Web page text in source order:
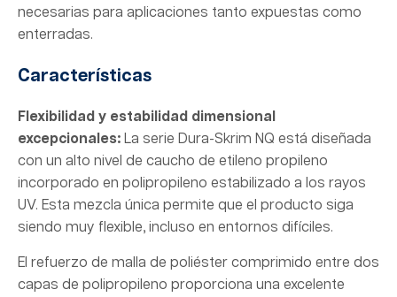
necesarias para aplicaciones tanto expuestas como
enterradas.
Características
Flexibilidad y estabilidad dimensional
excepcionales: La serie Dura-Skrim NQ está diseñada
con un alto nivel de caucho de etileno propileno
incorporado en polipropileno estabilizado a los rayos
UV. Esta mezcla única permite que el producto siga
siendo muy flexible, incluso en entornos difíciles.
El refuerzo de malla de poliéster comprimido entre dos
capas de polipropileno proporciona una excelente